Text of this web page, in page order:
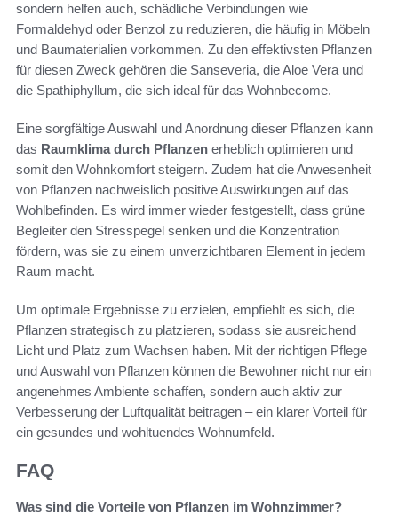
sondern helfen auch, schädliche Verbindungen wie
Formaldehyd oder Benzol zu reduzieren, die häufig in Möbeln
und Baumaterialien vorkommen. Zu den effektivsten Pflanzen
für diesen Zweck gehören die Sanseveria, die Aloe Vera und
die Spathiphyllum, die sich ideal für das Wohnbecome.
Eine sorgfältige Auswahl und Anordnung dieser Pflanzen kann
das Raumklima durch Pflanzen erheblich optimieren und
somit den Wohnkomfort steigern. Zudem hat die Anwesenheit
von Pflanzen nachweislich positive Auswirkungen auf das
Wohlbefinden. Es wird immer wieder festgestellt, dass grüne
Begleiter den Stresspegel senken und die Konzentration
fördern, was sie zu einem unverzichtbaren Element in jedem
Raum macht.
Um optimale Ergebnisse zu erzielen, empfiehlt es sich, die
Pflanzen strategisch zu platzieren, sodass sie ausreichend
Licht und Platz zum Wachsen haben. Mit der richtigen Pflege
und Auswahl von Pflanzen können die Bewohner nicht nur ein
angenehmes Ambiente schaffen, sondern auch aktiv zur
Verbesserung der Luftqualität beitragen – ein klarer Vorteil für
ein gesundes und wohltuendes Wohnumfeld.
FAQ
Was sind die Vorteile von Pflanzen im Wohnzimmer?